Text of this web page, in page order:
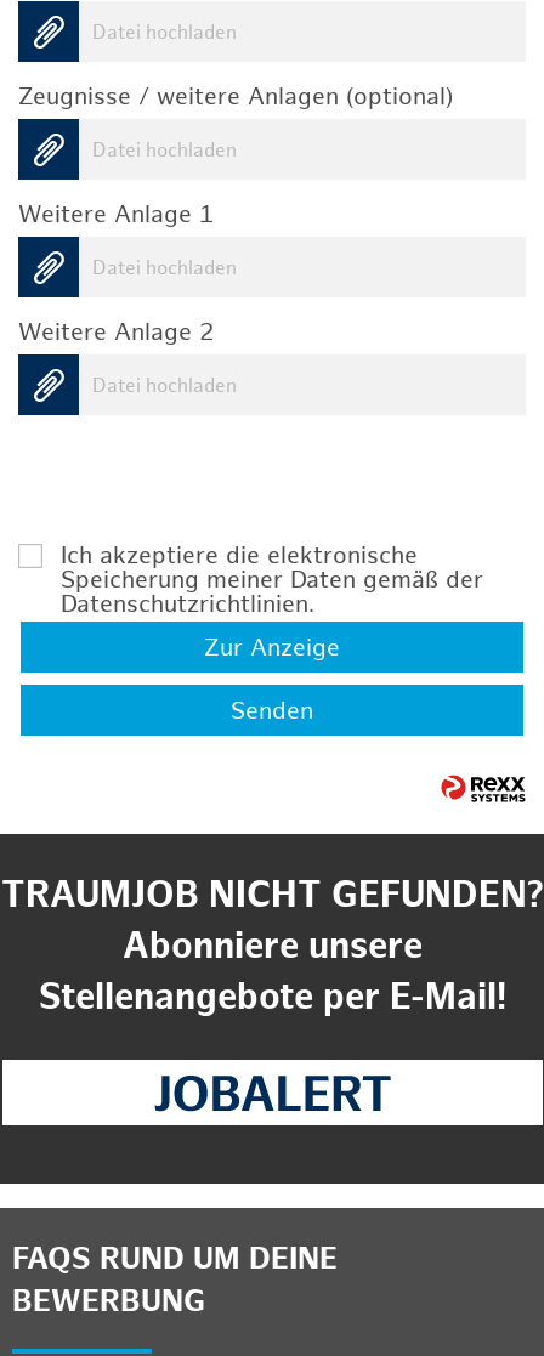
Datei hochladen
Zeugnisse / weitere Anlagen (optional)
Datei hochladen
Weitere Anlage 1
Datei hochladen
Weitere Anlage 2
Datei hochladen
Ich akzeptiere die elektronische
Speicherung meiner Daten gemäß der
Datenschutzrichtlinien.
Zur Anzeige
Senden
TRAUMJOB NICHT GEFUNDEN?
Abonniere unsere
Stellenangebote per E-Mail!
FAQS RUND UM DEINE
BEWERBUNG